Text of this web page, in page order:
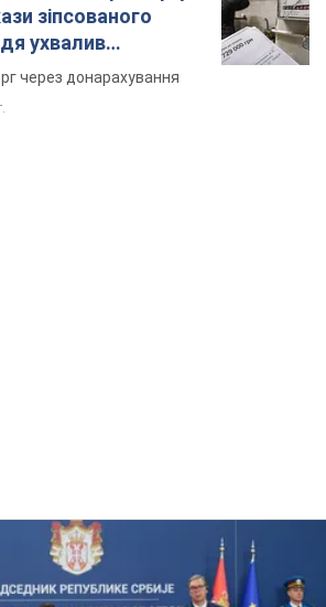
зіпсованого
ухвалив
через донарахування